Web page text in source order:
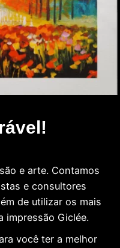
e arte. Contamos
e consultores
de utilizar os mais
impressão Giclée.
você ter a melhor